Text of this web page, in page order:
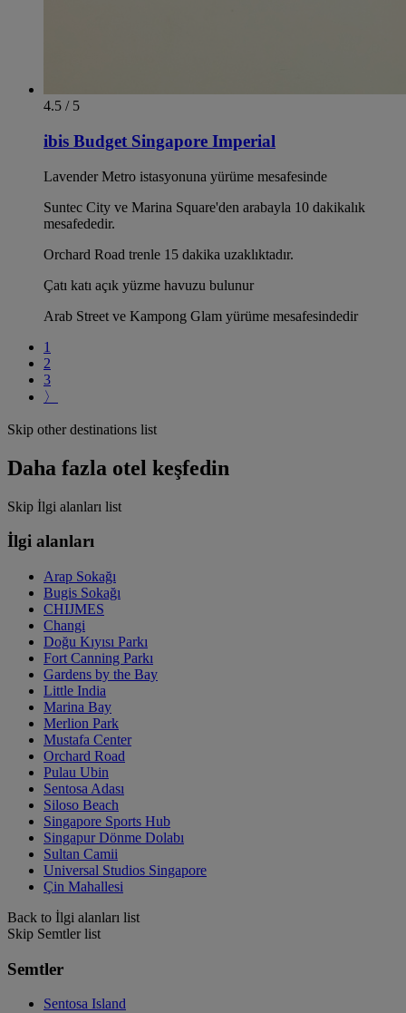
4.5 / 5
ibis Budget Singapore Imperial
Lavender Metro istasyonuna yürüme mesafesinde
Suntec City ve Marina Square'den arabayla 10 dakikalık
mesafededir.
Orchard Road trenle 15 dakika uzaklıktadır.
Çatı katı açık yüzme havuzu bulunur
Arab Street ve Kampong Glam yürüme mesafesindedir
1
2
3
〉
Skip other destinations list
Daha fazla otel keşfedin
Skip İlgi alanları list
İlgi alanları
Arap Sokağı
Bugis Sokağı
CHIJMES
Changi
Doğu Kıyısı Parkı
Fort Canning Parkı
Gardens by the Bay
Little India
Marina Bay
Merlion Park
Mustafa Center
Orchard Road
Pulau Ubin
Sentosa Adası
Siloso Beach
Singapore Sports Hub
Singapur Dönme Dolabı
Sultan Camii
Universal Studios Singapore
Çin Mahallesi
Back to İlgi alanları list
Skip Semtler list
Semtler
Sentosa Island